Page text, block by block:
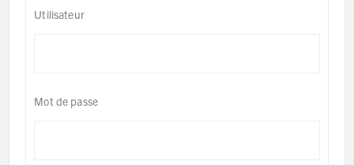
Utilisateur
Mot de passe